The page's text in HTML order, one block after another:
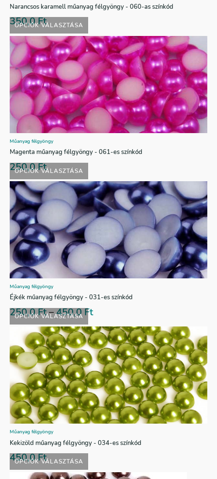
OPCIÓK VÁLASZTÁSA
Narancsos karamell műanyag félgyöngy - 060-as színkód
350,0Ft
OPCIÓK VÁLASZTÁSA
Műanyag félgyöngy
Magenta műanyag félgyöngy - 061-es színkód
250,0Ft
OPCIÓK VÁLASZTÁSA
Műanyag félgyöngy
Éjkék műanyag félgyöngy - 031-es színkód
250,0Ft–450,0Ft
OPCIÓK VÁLASZTÁSA
Műanyag félgyöngy
Kekizöld műanyag félgyöngy - 034-es színkód
450,0Ft